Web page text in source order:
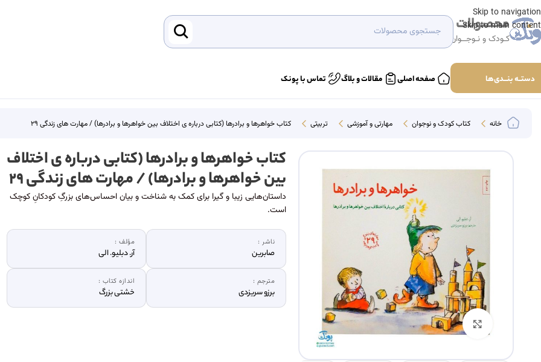
Skip to navigation
Skip to main content
محصولات
کـودک و نـوجــوان
دستــه بنـــدی‌ها صفحه اصلی مقالات و بلاگ تماس با پونک
خانه کتاب کودک و نوجوان مهارتی و آموزشی تربیتی کتاب خواهرها و برادرها (کتابی درباره ی اختلاف بین خواهرها و برادرها) / مهارت های زندگی ۲۹
بزرگنمایی تصویر
کتاب خواهرها و برادرها (کتابی درباره ی اختلاف
بین خواهرها و برادرها) / مهارت های زندگی ۲۹
داستان‌هایی زیبا و گیرا برای کمک به شناخت و بیان احساس‌های بزرگِ کودکانِ کوچک
است.
ناشر :
صابرین
مؤلف :
آر. دبلیو. الی
مترجم :
برزو سریزدی
اندازه کتاب :
خشتی بزرگ